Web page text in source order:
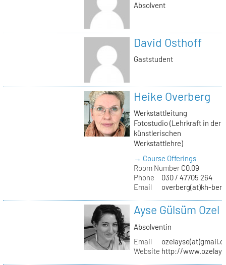
Absolvent
David Osthoff
Gaststudent
Heike Overberg
Werkstattleitung
Fotostudio (Lehrkraft in der
künstlerischen
Werkstattlehre)
→ Course Offerings
Room NumberC0.09
Phone
030 / 47705 264
Email
overberg(at)kh-
Ayse Gülsüm Ozel
Absolventin
Email
Website http://